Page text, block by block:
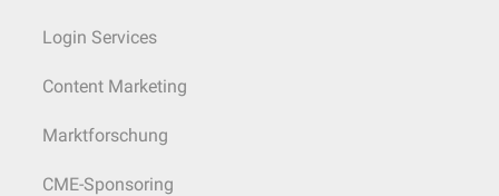
Login Services
Content Marketing
Marktforschung
CME-Sponsoring